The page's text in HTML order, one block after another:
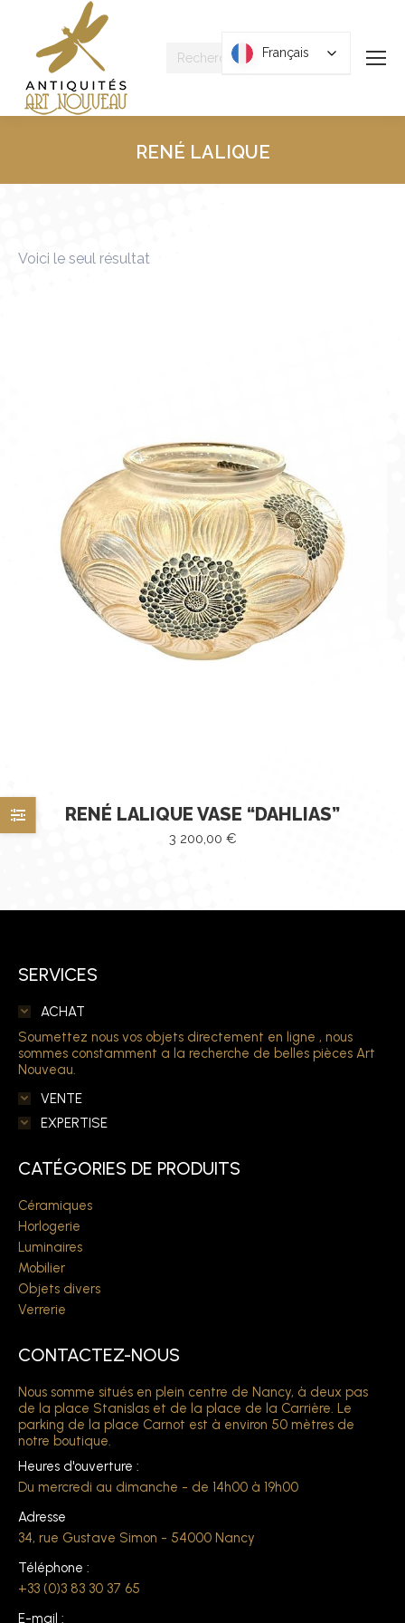
Recherche
RENÉ LALIQUE
Voici le seul résultat
RENÉ LALIQUE VASE “DAHLIAS”
3 200,00 €
SERVICES
ACHAT
Soumettez nous vos objets directement en ligne , nous
sommes constamment a la recherche de belles pièces Art
Nouveau.
VENTE
EXPERTISE
CATÉGORIES DE PRODUITS
Céramiques
Horlogerie
Luminaires
Mobilier
Objets divers
Verrerie
CONTACTEZ-NOUS
Nous somme situés en plein centre de Nancy, à deux pas
de la place Stanislas et de la place de la Carrière. Le
parking de la place Carnot est à environ 50 mètres de
notre boutique.
Heures d'ouverture :
Du mercredi au dimanche - de 14h00 à 19h00
Adresse
34, rue Gustave Simon - 54000 Nancy
Téléphone :
+33 (0)3 83 30 37 65
E-mail :
Français
Français